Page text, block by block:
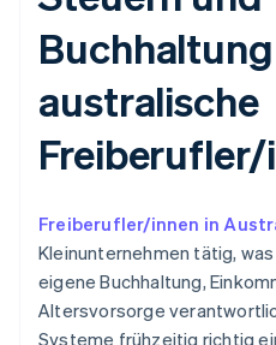
australische
Freiberufler/
Freiberufler/innen in
Kleinunternehmen tätig,
eigene Buchhaltung,
Altersvorsorge
Systeme frühzeitig richtig